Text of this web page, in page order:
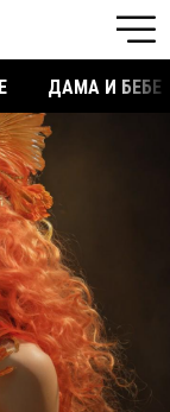
ДАМА И БЕБЕ